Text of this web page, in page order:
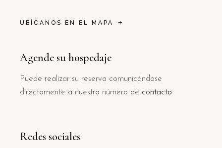
UBÍCANOS EN EL MAPA
Agende su hospedaje
Puede realizar su reserva comunicándose
directamente a nuestro número de contacto
Redes sociales